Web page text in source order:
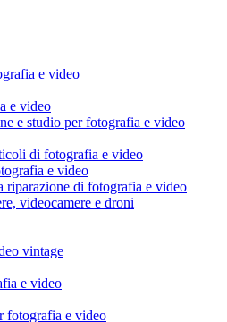
e video
e video
e studio per fotografia e video
di fotografia e video
e video
riparazione di fotografia e video
videocamere e droni
vintage
e video
fotografia e video